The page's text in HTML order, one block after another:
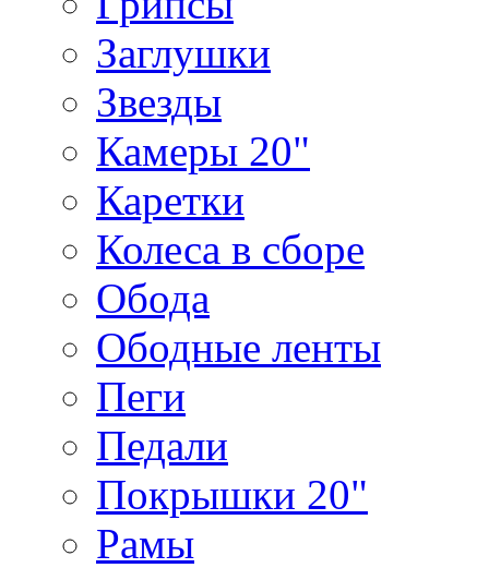
Заглушки
Звезды
Камеры 20"
Каретки
Колеса в сборе
Обода
Ободные ленты
Пеги
Педали
Покрышки 20"
Рамы